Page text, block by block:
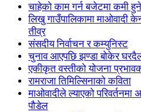
चाहेको काम गर्न बजेटमा कमी हुने
लिखु गाउँपालिकामा माओवादी
तीव्र
संसदीय निर्वाचन र कम्युनिस्ट
चुनाव आएपछि झण्डा बोकेर
एकीकृत वस्तीको योजना
रामराजा तिमिल्सिनाको कविता
माओवादीले ल्याएको
पौडेल